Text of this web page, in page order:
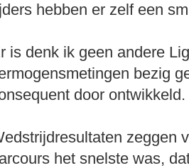
hebben er zelf een
is denk ik geen andere
bezig
door
zeggen
het snelste was,